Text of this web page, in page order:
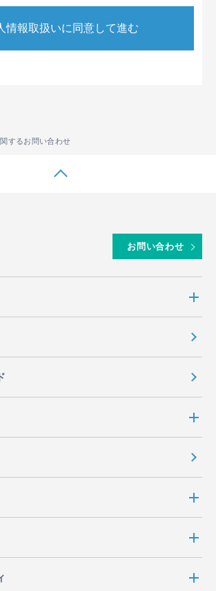
宜、取扱いの改善に努めます。
報の取扱いに関する規程を明確にし、こ
報の漏洩、紛失、改ざん等を防止するた
受けし、誠意をもって対処いたします。
、第1.1項に定める方針に基づき、具体
下に定める内容に従って個人情報を取
きます。但し、採用に関連して取得し
いては、採用にかかる業務（選考・連
にのみ利用いたします。
らご注文・お申込頂いた製品・サービ
の製品・サービス等に関するお知ら
から頂いたお問合せ等への回答
するお問い合わせ
お問い合わせ